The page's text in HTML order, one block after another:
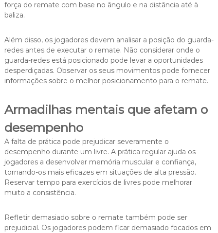
força do remate com base no ângulo e na distância até à
baliza.
Além disso, os jogadores devem analisar a posição do guarda-
redes antes de executar o remate. Não considerar onde o
guarda-redes está posicionado pode levar a oportunidades
desperdiçadas. Observar os seus movimentos pode fornecer
informações sobre o melhor posicionamento para o remate.
Armadilhas mentais que afetam o
desempenho
A falta de prática pode prejudicar severamente o
desempenho durante um livre. A prática regular ajuda os
jogadores a desenvolver memória muscular e confiança,
tornando-os mais eficazes em situações de alta pressão.
Reservar tempo para exercícios de livres pode melhorar
muito a consistência.
Refletir demasiado sobre o remate também pode ser
prejudicial. Os jogadores podem ficar demasiado focados em